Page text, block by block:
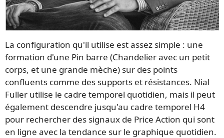
La configuration qu'il utilise est assez simple : une
formation d'une Pin barre (Chandelier avec un petit
corps, et une grande mèche) sur des points
confluents comme des supports et résistances. Nial
Fuller utilise le cadre temporel quotidien, mais il peut
également descendre jusqu'au cadre temporel H4
pour rechercher des signaux de Price Action qui sont
en ligne avec la tendance sur le graphique quotidien.